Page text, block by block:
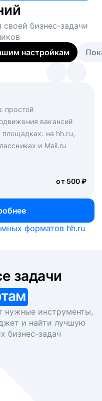
своей бизнес-задачи
настройкам
простой
вакансий
площадках: на hh.ru,
и Mail.ru
от 500 ₽
на главной странице
откликов
сколько
и за дело возьмутся
менеджеры
форматов hh.ru
нужные инструменты,
и найти лучшую
бизнес-задач